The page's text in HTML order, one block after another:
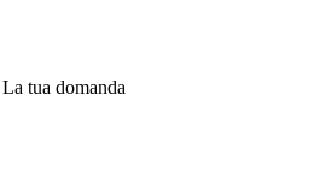
La tua domanda